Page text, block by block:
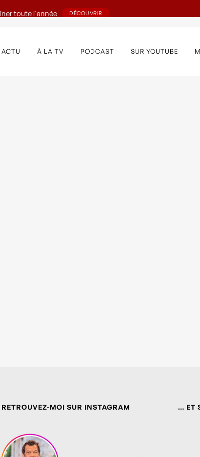
toute l'année DÉCOUVRIR
ACTU À LA TV PODCAST SUR YOUTUBE
RETROUVEZ-MOI SUR INSTAGRAM … ET